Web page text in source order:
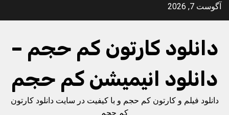
Skipآگوست 7, 2026
دانلود کارتون کم حجم –
دانلود انیمیشن کم حجم
دانلود فیلم و کارتون کم حجم و با کیفیت در سایت دانلود کارتون
کم حجم